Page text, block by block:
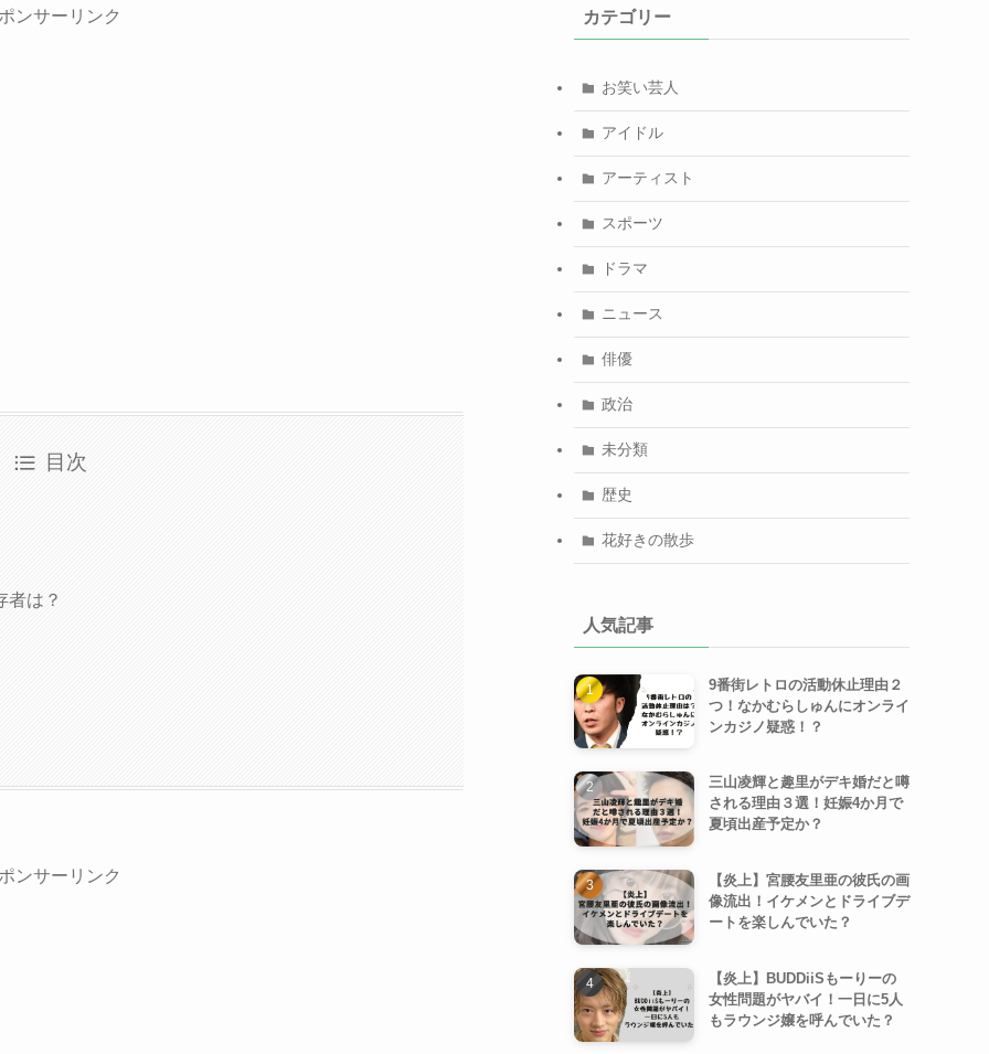
ンサーリンク
目次
者は？
ンサーリンク
カテゴリー
お笑い芸人
アイドル
アーティスト
スポーツ
ドラマ
ニュース
俳優
政治
未分類
歴史
花好きの散歩
人気記事
9番街レトロの活動休止理由２
つ！なかむらしゅんにオンライ
ンカジノ疑惑！？
三山凌輝と趣里がデキ婚だと噂
される理由３選！妊娠4か月で
夏頃出産予定か？
【炎上】宮腰友里亜の彼氏の画
像流出！イケメンとドライブデ
ートを楽しんでいた？
【炎上】BUDDiiSもーりーの
女性問題がヤバイ！一日に5人
もラウンジ嬢を呼んでいた？